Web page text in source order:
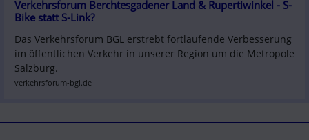
Verkehrsforum Berchtesgadener Land & Rupertiwinkel - S-
Bike statt S-Link?
Das Verkehrsforum BGL erstrebt fortlaufende Verbesserung
im öffentlichen Verkehr in unserer Region um die Metropole
Salzburg.
verkehrsforum-bgl.de